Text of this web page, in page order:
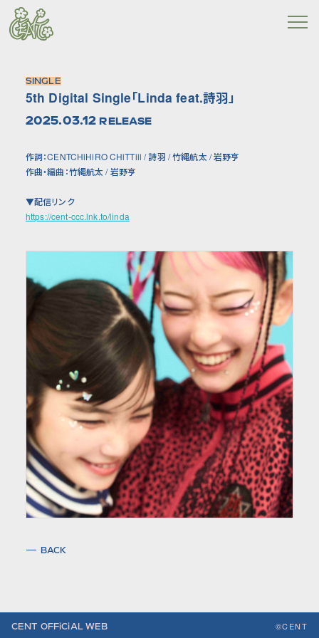
SINGLE
5th Digital Single「Linda feat.詩羽」
2025.03.12RELEASE
作詞：CENTCHiHiRO CHiTTiii / 詩羽 / 竹縄航太 / 岩野亨
作曲・編曲：竹縄航太 / 岩野亨
▼配信リンク
https://cent-ccc.lnk.to/linda
BACK
CENT OFFiCiAL WEB ©CENT